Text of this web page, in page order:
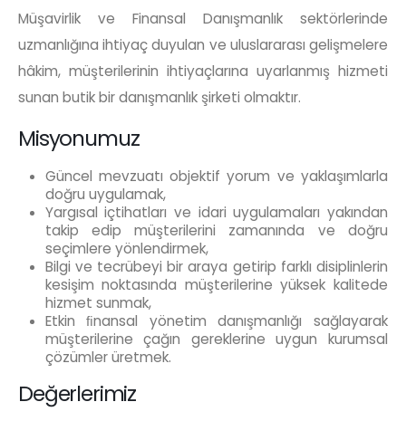
Müşavirlik ve Finansal Danışmanlık sektörlerinde
uzmanlığına ihtiyaç duyulan ve uluslararası gelişmelere
hâkim, müşterilerinin ihtiyaçlarına uyarlanmış hizmeti
sunan butik bir danışmanlık şirketi olmaktır.
Misyonumuz
Güncel mevzuatı objektif yorum ve yaklaşımlarla
doğru uygulamak,
Yargısal içtihatları ve idari uygulamaları yakından
takip edip müşterilerini zamanında ve doğru
seçimlere yönlendirmek,
Bilgi ve tecrübeyi bir araya getirip farklı disiplinlerin
kesişim noktasında müşterilerine yüksek kalitede
hizmet sunmak,
Etkin ﬁnansal yönetim danışmanlığı sağlayarak
müşterilerine çağın gereklerine uygun kurumsal
çözümler üretmek.
Değerlerimiz